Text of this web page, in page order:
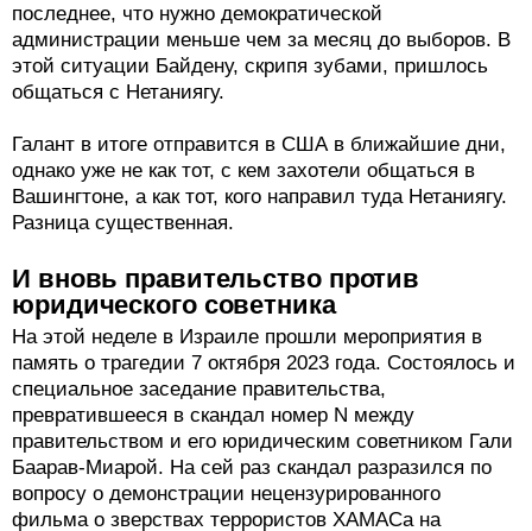
последнее, что нужно демократической
администрации меньше чем за месяц до выборов. В
этой ситуации Байдену, скрипя зубами, пришлось
общаться с Нетаниягу.
Галант в итоге отправится в США в ближайшие дни,
однако уже не как тот, с кем захотели общаться в
Вашингтоне, а как тот, кого направил туда Нетаниягу.
Разница существенная.
И вновь правительство против
юридического советника
На этой неделе в Израиле прошли мероприятия в
память о трагедии 7 октября 2023 года. Состоялось и
специальное заседание правительства,
превратившееся в скандал номер N между
правительством и его юридическим советником Гали
Баарав-Миарой. На сей раз скандал разразился по
вопросу о демонстрации нецензурированного
фильма о зверствах террористов ХАМАСа на